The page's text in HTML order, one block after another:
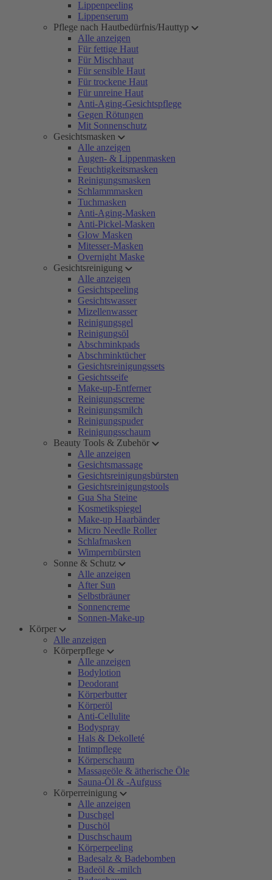
Lippenpeeling
Lippenserum
Pflege nach Hautbedürfnis/Hauttyp
Alle anzeigen
Für fettige Haut
Für Mischhaut
Für sensible Haut
Für trockene Haut
Für unreine Haut
Anti-Aging-Gesichtspflege
Gegen Rötungen
Mit Sonnenschutz
Gesichtsmasken
Alle anzeigen
Augen- & Lippenmasken
Feuchtigkeitsmasken
Reinigungsmasken
Schlammmasken
Tuchmasken
Anti-Aging-Masken
Anti-Pickel-Masken
Glow Masken
Mitesser-Masken
Overnight Maske
Gesichtsreinigung
Alle anzeigen
Gesichtspeeling
Gesichtswasser
Mizellenwasser
Reinigungsgel
Reinigungsöl
Abschminkpads
Abschminktücher
Gesichtsreinigungssets
Gesichtsseife
Make-up-Entferner
Reinigungscreme
Reinigungsmilch
Reinigungspuder
Reinigungsschaum
Beauty Tools & Zubehör
Alle anzeigen
Gesichtsmassage
Gesichtsreinigungsbürsten
Gesichtsreinigungstools
Gua Sha Steine
Kosmetikspiegel
Make-up Haarbänder
Micro Needle Roller
Schlafmasken
Wimpernbürsten
Sonne & Schutz
Alle anzeigen
After Sun
Selbstbräuner
Sonnencreme
Sonnen-Make-up
Körper
Alle anzeigen
Körperpflege
Alle anzeigen
Bodylotion
Deodorant
Körperbutter
Körperöl
Anti-Cellulite
Bodyspray
Hals & Dekolleté
Intimpflege
Körperschaum
Massageöle & ätherische Öle
Sauna-Öl & -Aufguss
Körperreinigung
Alle anzeigen
Duschgel
Duschöl
Duschschaum
Körperpeeling
Badesalz & Badebomben
Badeöl & -milch